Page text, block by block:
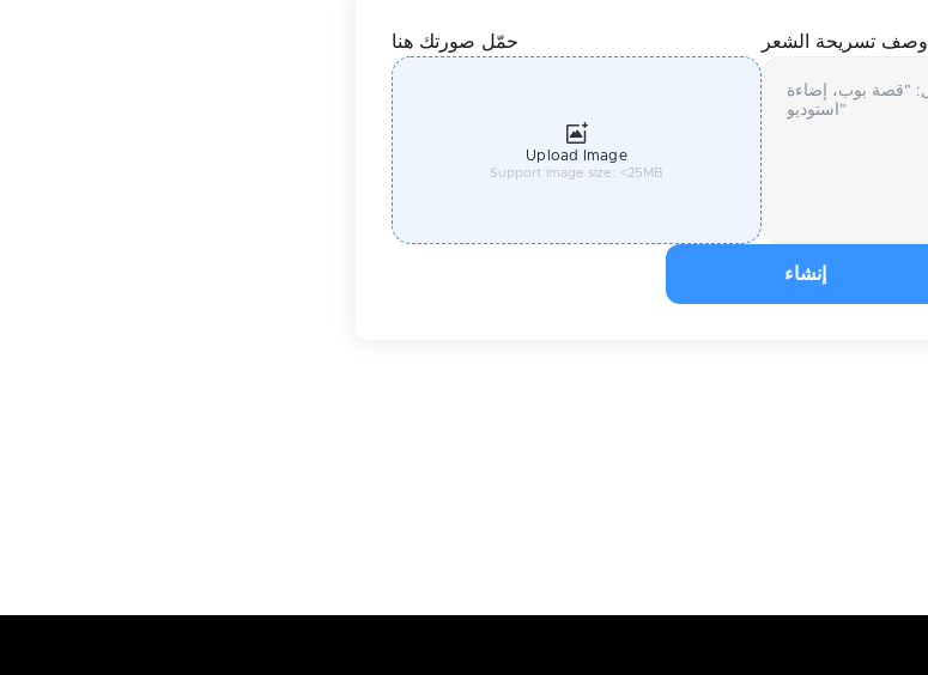
حمّل صورتك هنا
Upload Image
Support image size: <25MB
وصف تسريحة الشعر
إنشاء